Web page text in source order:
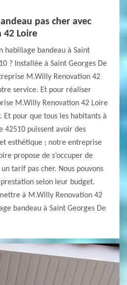
pas cher avec
42 Loire
habillage bandeau à Saint
? Installée à Saint Georges De
M.Willy Renovation 42
service. Et pour réaliser
M.Willy Renovation 42 Loire
Et pour que tous les habitants à
42510 puissent avoir des
esthétique ; notre entreprise
propose de s’occuper de
tarif pas cher. Nous pouvons
selon leur budget.
à M.Willy Renovation 42
bandeau à Saint Georges De